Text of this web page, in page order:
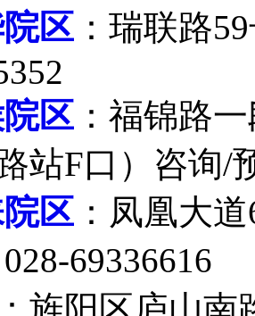
区 ：瑞联路
区 ：福锦路
站F口）咨询/
区 ：凤凰大
69336616